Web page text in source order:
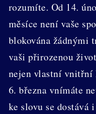
rozumíte. Od 14.
měsíce není vaše
blokována žádnými
vaši přirozenou
nejen vlastní vnitřní
6. března vnímáte
ke slovu se dostává